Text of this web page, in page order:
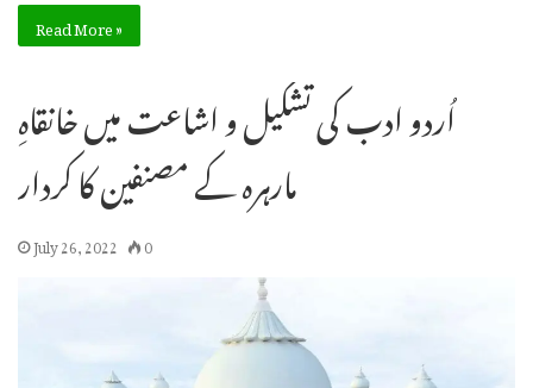
Read More »
اُردو ادب کی تشکیل و اشاعت میں خانقاہِ
مارہرہ کے مصنفین کا کردار
July 26, 2022 0